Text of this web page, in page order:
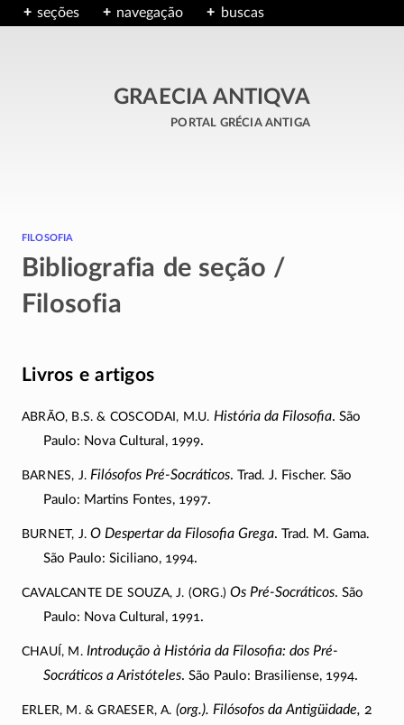
seções navegação buscas
GRAECIA ANTIQVA
portal grécia antiga
filosofia
Bibliografia de seção /
Filosofia
Livros e artigos
ABRÃO, B.S. & COSCODAI, M.U. História da Filosofia. São
Paulo: Nova Cultural, 1999.
BARNES, J. Filósofos Pré-Socráticos. Trad. J. Fischer. São
Paulo: Martins Fontes, 1997.
BURNET, J. O Despertar da Filosofia Grega. Trad. M. Gama.
São Paulo: Siciliano, 1994.
CAVALCANTE DE SOUZA, J. (org.) Os Pré-Socráticos. São
Paulo: Nova Cultural, 1991 .
CHAUÍ, M. Introdução à História da Filosofia: dos Pré-
Socráticos a Aristóteles. São Paulo: Brasiliense, 1994.
ERLER, M. & GRAESER, A. (org.). Filósofos da Antigüidade, 2